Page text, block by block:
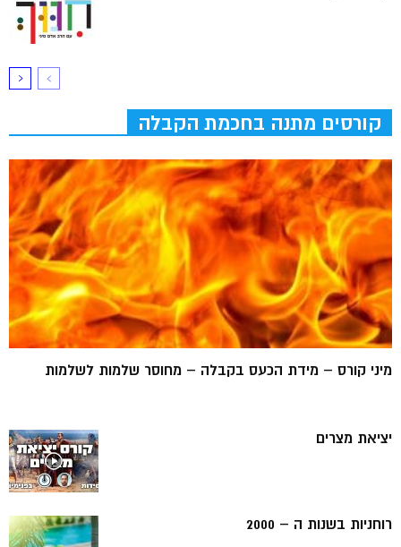
קורסים מתנה בחכמת הקבלה
מיני קורס – מידת הכעס בקבלה – מחוסר שלמות לשלמות
יציאת מצרים
רוחניות בשנות ה – 2000